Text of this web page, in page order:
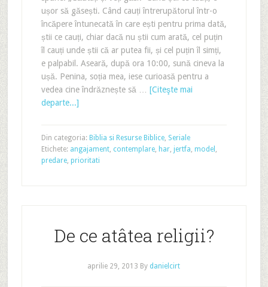
ușor să găsești. Când cauți întrerupătorul într-o
încăpere întunecată în care ești pentru prima dată,
știi ce cauți, chiar dacă nu știi cum arată, cel puțin
îl cauți unde știi că ar putea fii, și cel puțin îl simți,
e palpabil. Aseară, după ora 10:00, sună cineva la
ușă. Penina, soția mea, iese curioasă pentru a
vedea cine îndrăznește să … [Citeşte mai
departe...]
Din categoria: Biblia si Resurse Biblice, Seriale
Etichete: angajament, contemplare, har, jertfa, model ,
predare, prioritati
De ce atâtea religii?
aprilie 29, 2013 By danielcirt